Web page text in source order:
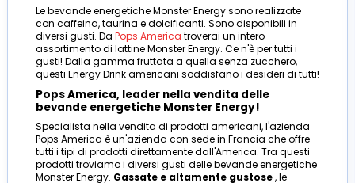
Le bevande energetiche Monster Energy sono realizzate
con caffeina, taurina e dolcificanti. Sono disponibili in
diversi gusti. Da Pops America troverai un intero
assortimento di lattine Monster Energy. Ce n'è per tutti i
gusti! Dalla gamma fruttata a quella senza zucchero,
questi Energy Drink americani soddisfano i desideri di tutti!
Pops America, leader nella vendita delle
bevande energetiche Monster Energy!
Specialista nella vendita di prodotti americani, l'azienda
Pops America è un'azienda con sede in Francia che offre
tutti i tipi di prodotti direttamente dall'America. Tra questi
prodotti troviamo i diversi gusti delle bevande energetiche
Monster Energy. Gassate e altamente gustose, le